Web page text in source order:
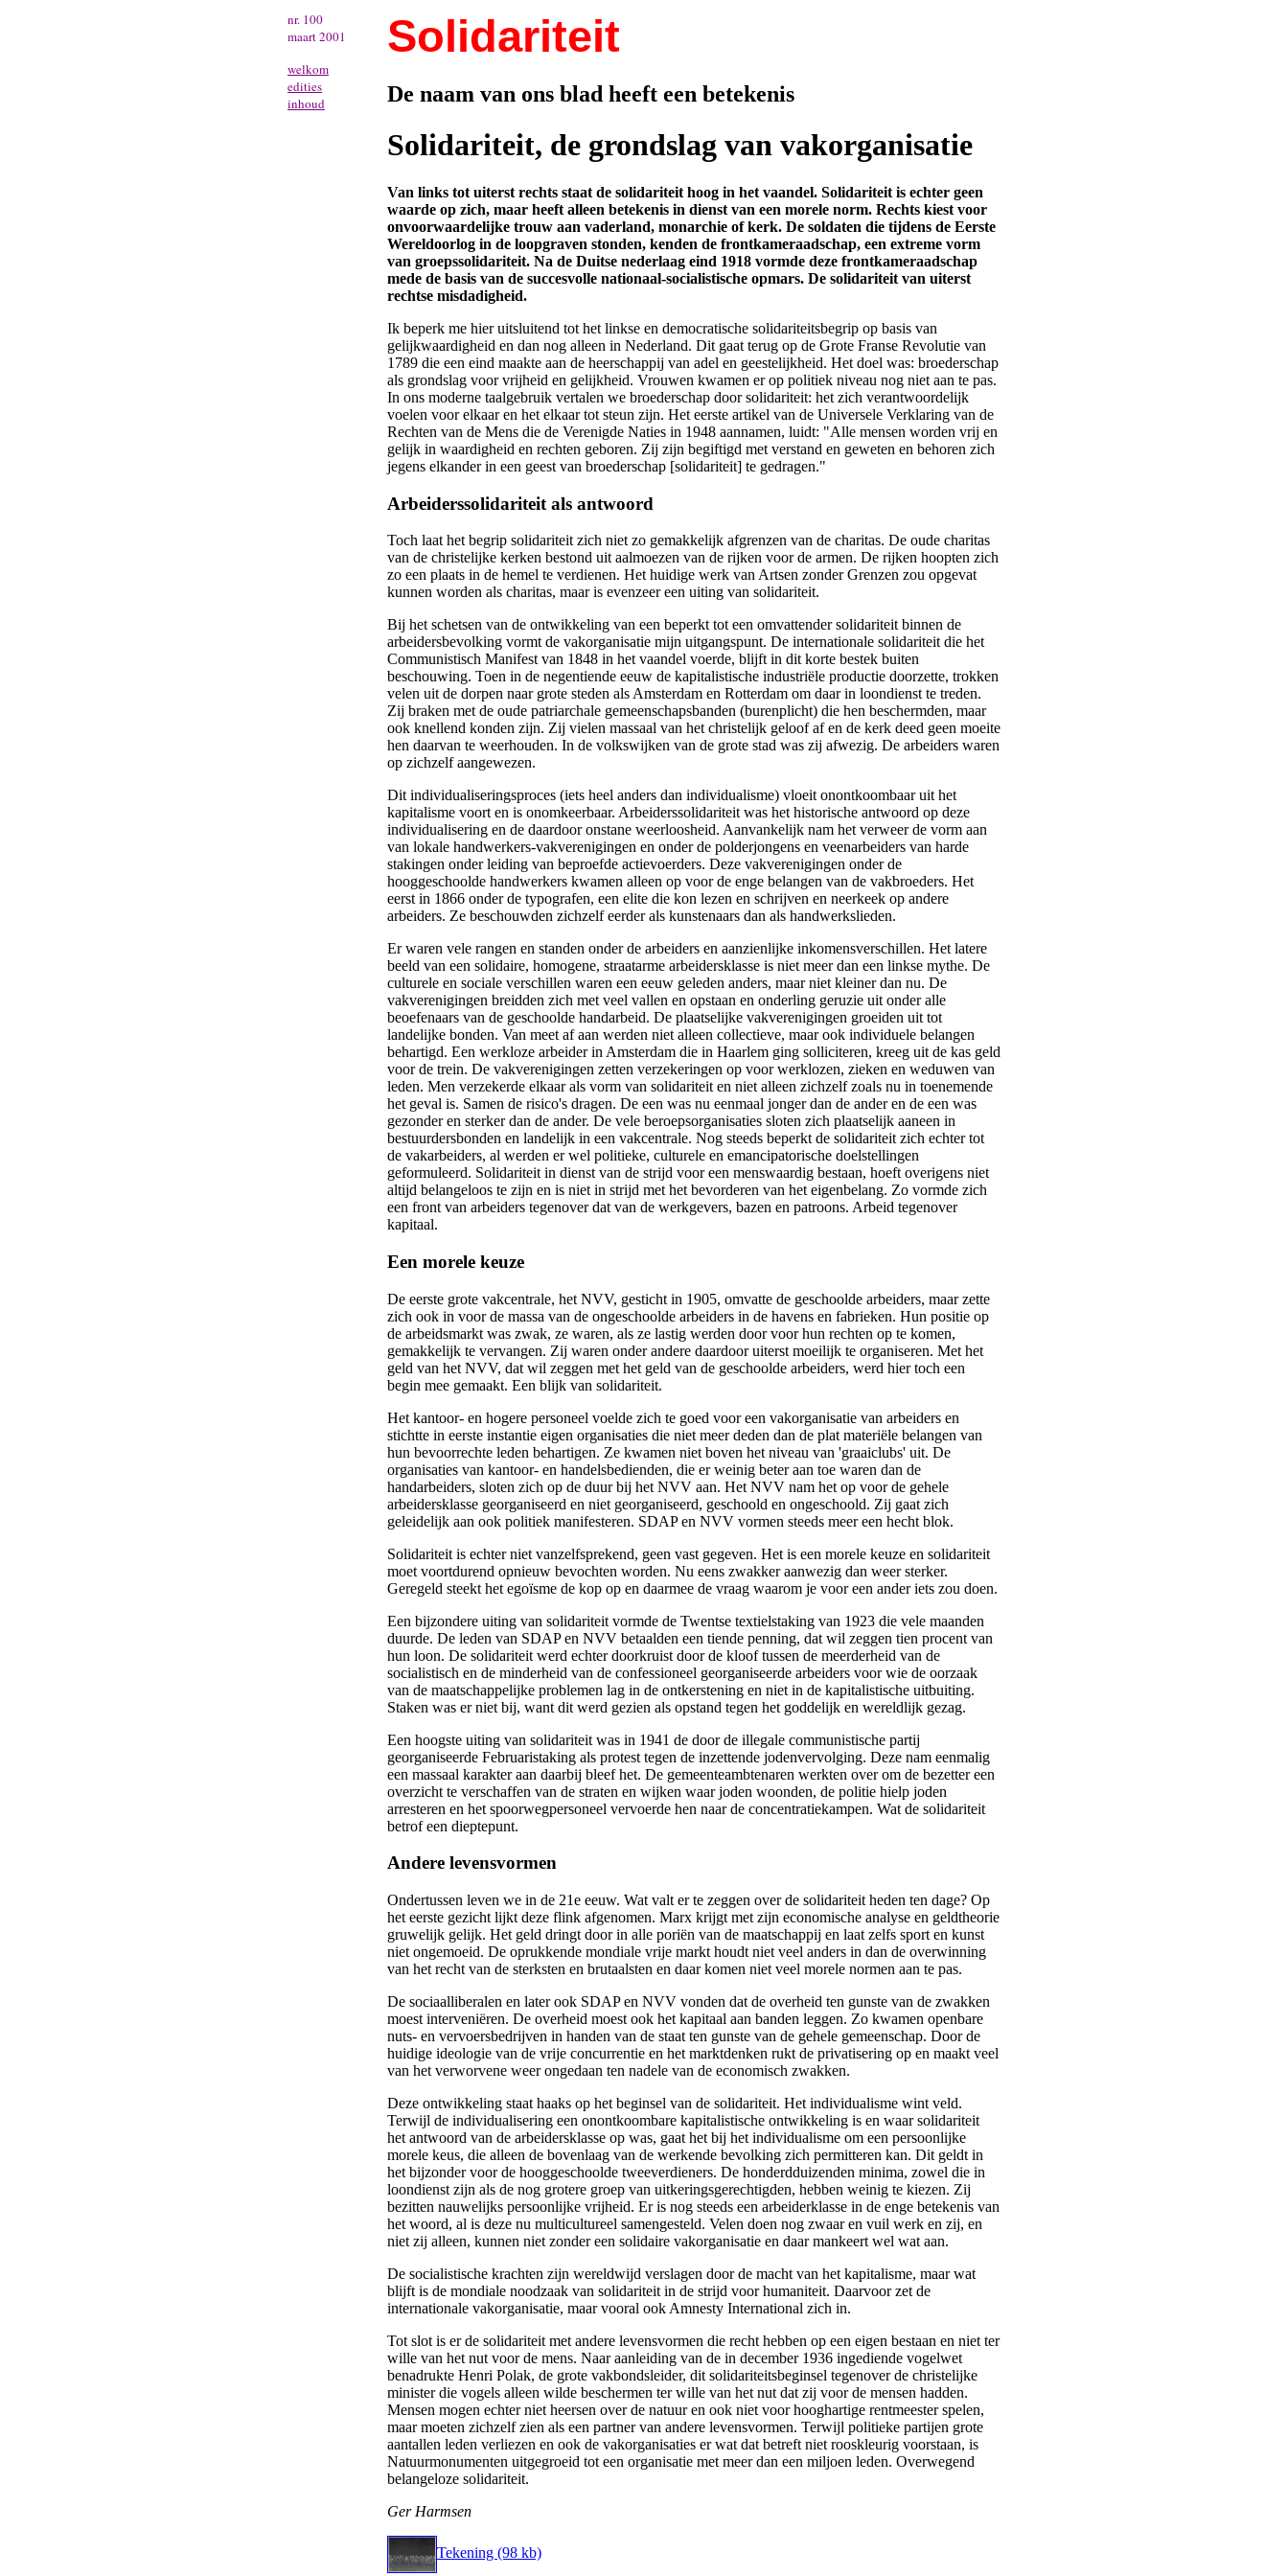
nr. 100
maart 2001
welkom
edities
inhoud
Solidariteit
De naam van ons blad heeft een betekenis
Solidariteit, de grondslag van vakorganisatie
Van links tot uiterst rechts staat de solidariteit hoog in het vaandel. Solidariteit is echter geen
waarde op zich, maar heeft alleen betekenis in dienst van een morele norm. Rechts kiest voor
onvoorwaardelijke trouw aan vaderland, monarchie of kerk. De soldaten die tijdens de Eerste
Wereldoorlog in de loopgraven stonden, kenden de frontkameraadschap, een extreme vorm
van groepssolidariteit. Na de Duitse nederlaag eind 1918 vormde deze frontkameraadschap
mede de basis van de succesvolle nationaal-socialistische opmars. De solidariteit van uiterst
rechtse misdadigheid.
Ik beperk me hier uitsluitend tot het linkse en democratische solidariteitsbegrip op basis van
gelijkwaardigheid en dan nog alleen in Nederland. Dit gaat terug op de Grote Franse Revolutie van
1789 die een eind maakte aan de heerschappij van adel en geestelijkheid. Het doel was: broederschap
als grondslag voor vrijheid en gelijkheid. Vrouwen kwamen er op politiek niveau nog niet aan te pas.
In ons moderne taalgebruik vertalen we broederschap door solidariteit: het zich verantwoordelijk
voelen voor elkaar en het elkaar tot steun zijn. Het eerste artikel van de Universele Verklaring van de
Rechten van de Mens die de Verenigde Naties in 1948 aannamen, luidt: "Alle mensen worden vrij en
gelijk in waardigheid en rechten geboren. Zij zijn begiftigd met verstand en geweten en behoren zich
jegens elkander in een geest van broederschap [solidariteit] te gedragen."
Arbeiderssolidariteit als antwoord
Toch laat het begrip solidariteit zich niet zo gemakkelijk afgrenzen van de charitas. De oude charitas
van de christelijke kerken bestond uit aalmoezen van de rijken voor de armen. De rijken hoopten zich
zo een plaats in de hemel te verdienen. Het huidige werk van Artsen zonder Grenzen zou opgevat
kunnen worden als charitas, maar is evenzeer een uiting van solidariteit.
Bij het schetsen van de ontwikkeling van een beperkt tot een omvattender solidariteit binnen de
arbeidersbevolking vormt de vakorganisatie mijn uitgangspunt. De internationale solidariteit die het
Communistisch Manifest van 1848 in het vaandel voerde, blijft in dit korte bestek buiten
beschouwing. Toen in de negentiende eeuw de kapitalistische industriële productie doorzette, trokken
velen uit de dorpen naar grote steden als Amsterdam en Rotterdam om daar in loondienst te treden.
Zij braken met de oude patriarchale gemeenschapsbanden (burenplicht) die hen beschermden, maar
ook knellend konden zijn. Zij vielen massaal van het christelijk geloof af en de kerk deed geen moeite
hen daarvan te weerhouden. In de volkswijken van de grote stad was zij afwezig. De arbeiders waren
op zichzelf aangewezen.
Dit individualiseringsproces (iets heel anders dan individualisme) vloeit onontkoombaar uit het
kapitalisme voort en is onomkeerbaar. Arbeiderssolidariteit was het historische antwoord op deze
individualisering en de daardoor onstane weerloosheid. Aanvankelijk nam het verweer de vorm aan
van lokale handwerkers-vakverenigingen en onder de polderjongens en veenarbeiders van harde
stakingen onder leiding van beproefde actievoerders. Deze vakverenigingen onder de
hooggeschoolde handwerkers kwamen alleen op voor de enge belangen van de vakbroeders. Het
eerst in 1866 onder de typografen, een elite die kon lezen en schrijven en neerkeek op andere
arbeiders. Ze beschouwden zichzelf eerder als kunstenaars dan als handwerkslieden.
Er waren vele rangen en standen onder de arbeiders en aanzienlijke inkomensverschillen. Het latere
beeld van een solidaire, homogene, straatarme arbeidersklasse is niet meer dan een linkse mythe. De
culturele en sociale verschillen waren een eeuw geleden anders, maar niet kleiner dan nu. De
vakverenigingen breidden zich met veel vallen en opstaan en onderling geruzie uit onder alle
beoefenaars van de geschoolde handarbeid. De plaatselijke vakverenigingen groeiden uit tot
landelijke bonden. Van meet af aan werden niet alleen collectieve, maar ook individuele belangen
behartigd. Een werkloze arbeider in Amsterdam die in Haarlem ging solliciteren, kreeg uit de kas geld
voor de trein. De vakverenigingen zetten verzekeringen op voor werklozen, zieken en weduwen van
leden. Men verzekerde elkaar als vorm van solidariteit en niet alleen zichzelf zoals nu in toenemende
het geval is. Samen de risico's dragen. De een was nu eenmaal jonger dan de ander en de een was
gezonder en sterker dan de ander. De vele beroepsorganisaties sloten zich plaatselijk aaneen in
bestuurdersbonden en landelijk in een vakcentrale. Nog steeds beperkt de solidariteit zich echter tot
de vakarbeiders, al werden er wel politieke, culturele en emancipatorische doelstellingen
geformuleerd. Solidariteit in dienst van de strijd voor een menswaardig bestaan, hoeft overigens niet
altijd belangeloos te zijn en is niet in strijd met het bevorderen van het eigenbelang. Zo vormde zich
een front van arbeiders tegenover dat van de werkgevers, bazen en patroons. Arbeid tegenover
kapitaal.
Een morele keuze
De eerste grote vakcentrale, het NVV, gesticht in 1905, omvatte de geschoolde arbeiders, maar zette
zich ook in voor de massa van de ongeschoolde arbeiders in de havens en fabrieken. Hun positie op
de arbeidsmarkt was zwak, ze waren, als ze lastig werden door voor hun rechten op te komen,
gemakkelijk te vervangen. Zij waren onder andere daardoor uiterst moeilijk te organiseren. Met het
geld van het NVV, dat wil zeggen met het geld van de geschoolde arbeiders, werd hier toch een
begin mee gemaakt. Een blijk van solidariteit.
Het kantoor- en hogere personeel voelde zich te goed voor een vakorganisatie van arbeiders en
stichtte in eerste instantie eigen organisaties die niet meer deden dan de plat materiële belangen van
hun bevoorrechte leden behartigen. Ze kwamen niet boven het niveau van 'graaiclubs' uit. De
organisaties van kantoor- en handelsbedienden, die er weinig beter aan toe waren dan de
handarbeiders, sloten zich op de duur bij het NVV aan. Het NVV nam het op voor de gehele
arbeidersklasse georganiseerd en niet georganiseerd, geschoold en ongeschoold. Zij gaat zich
geleidelijk aan ook politiek manifesteren. SDAP en NVV vormen steeds meer een hecht blok.
Solidariteit is echter niet vanzelfsprekend, geen vast gegeven. Het is een morele keuze en solidariteit
moet voortdurend opnieuw bevochten worden. Nu eens zwakker aanwezig dan weer sterker.
Geregeld steekt het egoïsme de kop op en daarmee de vraag waarom je voor een ander iets zou doen.
Een bijzondere uiting van solidariteit vormde de Twentse textielstaking van 1923 die vele maanden
duurde. De leden van SDAP en NVV betaalden een tiende penning, dat wil zeggen tien procent van
hun loon. De solidariteit werd echter doorkruist door de kloof tussen de meerderheid van de
socialistisch en de minderheid van de confessioneel georganiseerde arbeiders voor wie de oorzaak
van de maatschappelijke problemen lag in de ontkerstening en niet in de kapitalistische uitbuiting.
Staken was er niet bij, want dit werd gezien als opstand tegen het goddelijk en wereldlijk gezag.
Een hoogste uiting van solidariteit was in 1941 de door de illegale communistische partij
georganiseerde Februaristaking als protest tegen de inzettende jodenvervolging. Deze nam eenmalig
een massaal karakter aan daarbij bleef het. De gemeenteambtenaren werkten over om de bezetter een
overzicht te verschaffen van de straten en wijken waar joden woonden, de politie hielp joden
arresteren en het spoorwegpersoneel vervoerde hen naar de concentratiekampen. Wat de solidariteit
betrof een dieptepunt.
Andere levensvormen
Ondertussen leven we in de 21e eeuw. Wat valt er te zeggen over de solidariteit heden ten dage? Op
het eerste gezicht lijkt deze flink afgenomen. Marx krijgt met zijn economische analyse en geldtheorie
gruwelijk gelijk. Het geld dringt door in alle poriën van de maatschappij en laat zelfs sport en kunst
niet ongemoeid. De oprukkende mondiale vrije markt houdt niet veel anders in dan de overwinning
van het recht van de sterksten en brutaalsten en daar komen niet veel morele normen aan te pas.
De sociaalliberalen en later ook SDAP en NVV vonden dat de overheid ten gunste van de zwakken
moest interveniëren. De overheid moest ook het kapitaal aan banden leggen. Zo kwamen openbare
nuts- en vervoersbedrijven in handen van de staat ten gunste van de gehele gemeenschap. Door de
huidige ideologie van de vrije concurrentie en het marktdenken rukt de privatisering op en maakt veel
van het verworvene weer ongedaan ten nadele van de economisch zwakken.
Deze ontwikkeling staat haaks op het beginsel van de solidariteit. Het individualisme wint veld.
Terwijl de individualisering een onontkoombare kapitalistische ontwikkeling is en waar solidariteit
het antwoord van de arbeidersklasse op was, gaat het bij het individualisme om een persoonlijke
morele keus, die alleen de bovenlaag van de werkende bevolking zich permitteren kan. Dit geldt in
het bijzonder voor de hooggeschoolde tweeverdieners. De honderdduizenden minima, zowel die in
loondienst zijn als de nog grotere groep van uitkeringsgerechtigden, hebben weinig te kiezen. Zij
bezitten nauwelijks persoonlijke vrijheid. Er is nog steeds een arbeiderklasse in de enge betekenis van
het woord, al is deze nu multicultureel samengesteld. Velen doen nog zwaar en vuil werk en zij, en
niet zij alleen, kunnen niet zonder een solidaire vakorganisatie en daar mankeert wel wat aan.
De socialistische krachten zijn wereldwijd verslagen door de macht van het kapitalisme, maar wat
blijft is de mondiale noodzaak van solidariteit in de strijd voor humaniteit. Daarvoor zet de
internationale vakorganisatie, maar vooral ook Amnesty International zich in.
Tot slot is er de solidariteit met andere levensvormen die recht hebben op een eigen bestaan en niet ter
wille van het nut voor de mens. Naar aanleiding van de in december 1936 ingediende vogelwet
benadrukte Henri Polak, de grote vakbondsleider, dit solidariteitsbeginsel tegenover de christelijke
minister die vogels alleen wilde beschermen ter wille van het nut dat zij voor de mensen hadden.
Mensen mogen echter niet heersen over de natuur en ook niet voor hooghartige rentmeester spelen,
maar moeten zichzelf zien als een partner van andere levensvormen. Terwijl politieke partijen grote
aantallen leden verliezen en ook de vakorganisaties er wat dat betreft niet rooskleurig voorstaan, is
Natuurmonumenten uitgegroeid tot een organisatie met meer dan een miljoen leden. Overwegend
belangeloze solidariteit.
Ger Harmsen
Tekening (98 kb)